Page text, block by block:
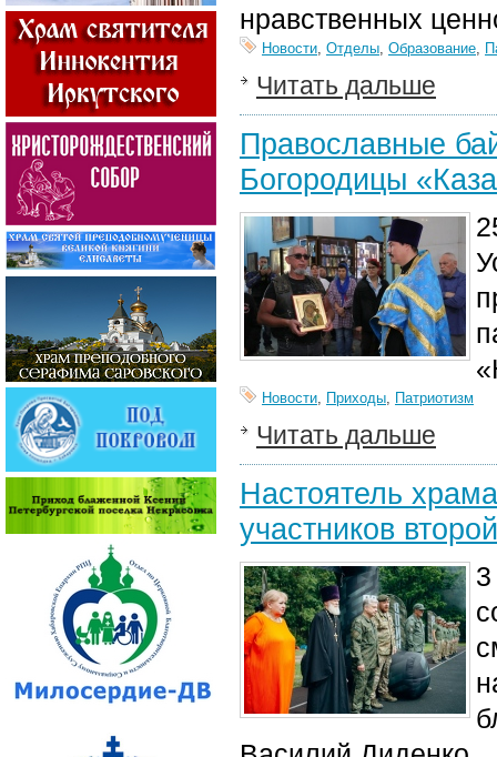
нравственных
Новости, Отделы, Образование,
Читать дальше
Православные
Богородицы
Новости, Приходы, Патриотизм
Читать дальше
Настоятель
участников